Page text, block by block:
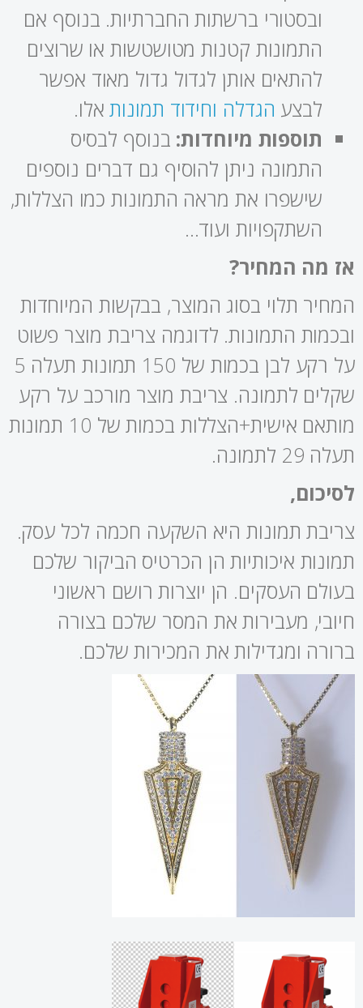
ובסטורי ברשתות החברתיות. בנוסף אם
התמונות קטנות מטושטשות או שרוצים
להתאים אותן לגדול גדול מאוד אפשר
לבצע הגדלה וחידוד תמונותאלו.
תוספות מיוחדות: בנוסף לבסיס
התמונה ניתן להוסיף גם דברים נוספים
שישפרו את מראה התמונות כמו הצללות,
השתקפויות ועוד…
אז מה המחיר?
המחיר תלוי בסוג המוצר, בבקשות המיוחדות
ובכמות התמונות. לדוגמה צריבת מוצר פשוט
על רקע לבן בכמות של 150 תמונות תעלה 5
שקלים לתמונה. צריבת מוצר מורכב על רקע
מותאם אישית+הצללות בכמות של 10 תמונות
תעלה 29 לתמונה.
לסיכום,
צריבת תמונות היא השקעה חכמה לכל עסק.
תמונות איכותיות הן הכרטיס הביקור שלכם
בעולם העסקים. הן יוצרות רושם ראשוני
חיובי, מעבירות את המסר שלכם בצורה
ברורה ומגדילות את המכירות שלכם.